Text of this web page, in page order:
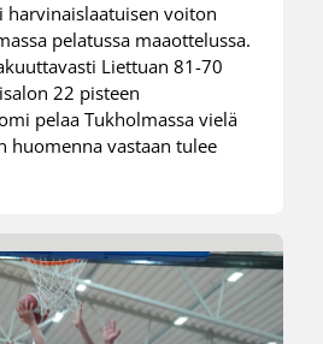
harvinaislaatuisen voiton
pelatussa maaottelussa.
Liettuan 81-70
22 pisteen
pelaa Tukholmassa vielä
huomenna vastaan tulee